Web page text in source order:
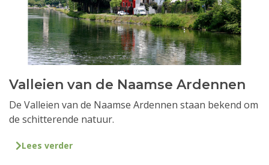
Valleien van de Naamse Ardennen
De Valleien van de Naamse Ardennen staan bekend om
de schitterende natuur.
Lees verder